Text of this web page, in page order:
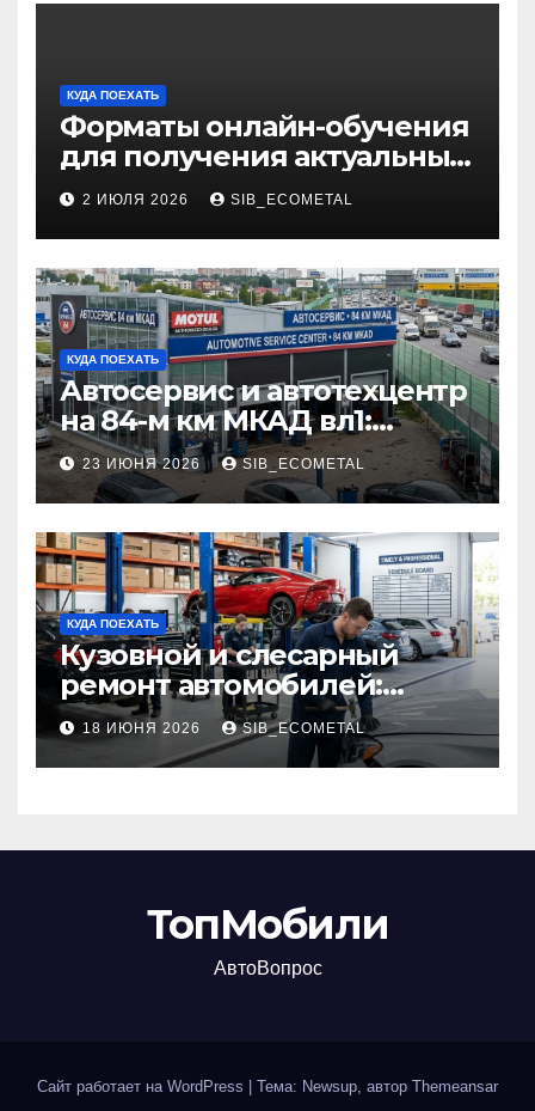
КУДА ПОЕХАТЬ
Форматы онлайн-обучения
для получения актуальных
профессий
2 ИЮЛЯ 2026 SIB_ECOMETAL
КУДА ПОЕХАТЬ
Автосервис и автотехцентр
на 84-м км МКАД вл1:
описание услуг и режим
работы
23 ИЮНЯ 2026 SIB_ECOMETAL
КУДА ПОЕХАТЬ
Кузовной и слесарный
ремонт автомобилей:
наличие оригинальных
запчастей производителя
и сроки выполнения работ
18 ИЮНЯ 2026 SIB_ECOMETAL
ТопМобили
АвтоВопрос
Сайт работает на WordPress | Тема: Newsup, автор Themeansar